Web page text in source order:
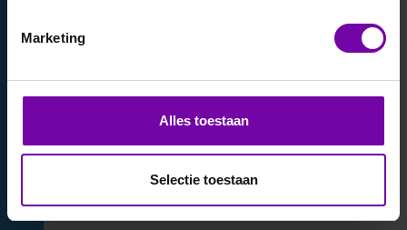
Marketing
Alles toestaan
Selectie toestaan
Postcode / plaats